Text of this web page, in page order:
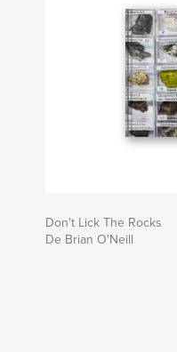
Don't Lick The Rocks
De Brian O'Neill